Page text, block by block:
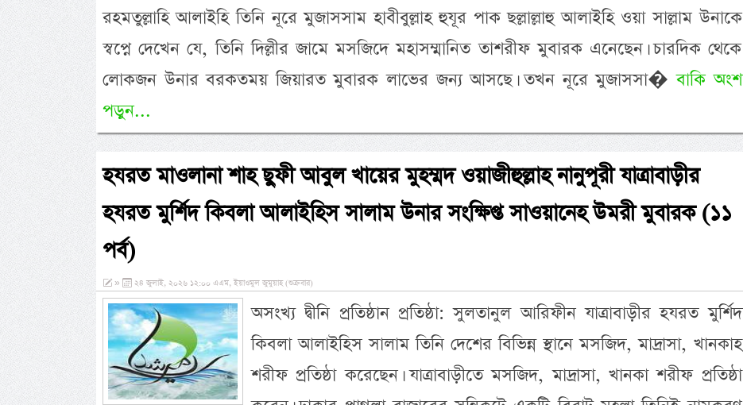
রহমতুল্লাহি আলাইহি তিনি নূরে মুজাসসাম হাবীবুল্লাহ হুযূর পাক ছল্লাল্লাহু আলাইহি ওয়া সাল্লাম উনাকে
স্বপ্নে দেখেন যে, তিনি দিল্লীর জামে মসজিদে মহাসম্মানিত তাশরীফ মুবারক এনেছেন। চারদিক থেকে
লোকজন উনার বরকতময় জিয়ারত মুবারক লাভের জন্য আসছে। তখন নূরে মুজাসসা�বাকি অংশ
পড়ুন...
হযরত মাওলানা শাহ ছুফী আবুল খায়ের মুহম্মদ ওয়াজীহুল্লাহ নানুপূরী যাত্রাবাড়ীর
হযরত মুর্শিদ কিবলা আলাইহিস সালাম উনার সংক্ষিপ্ত সাওয়ানেহ উমরী মুবারক (১১
পর্ব)
» ২৪ জুলাই, ২০২৬ ১২:০০ এএম, ইয়াওমুল জুমুয়াহ (শুক্রবার)
অসংখ্য দ্বীনি প্রতিষ্ঠান প্রতিষ্ঠা: সুলতানুল আরিফীন যাত্রাবাড়ীর হযরত মুর্শিদ
কিবলা আলাইহিস সালাম তিনি দেশের বিভিন্ন স্থানে মসজিদ, মাদ্রাসা, খানকাহ
শরীফ প্রতিষ্ঠা করেছেন। যাত্রাবাড়ীতে মসজিদ, মাদ্রাসা, খানকা শরীফ প্রতিষ্ঠা